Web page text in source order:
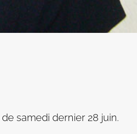
samedi dernier 28 juin.